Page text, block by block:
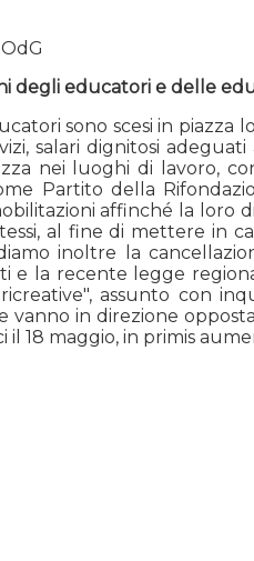
degli educatori e delle
sono scesi in piazza
salari dignitosi
nei luoghi di lavoro,
Partito della
affinché la loro
al fine di mettere in
inoltre la
e la recente legge
assunto con
vanno in direzione
18 maggio, in primis